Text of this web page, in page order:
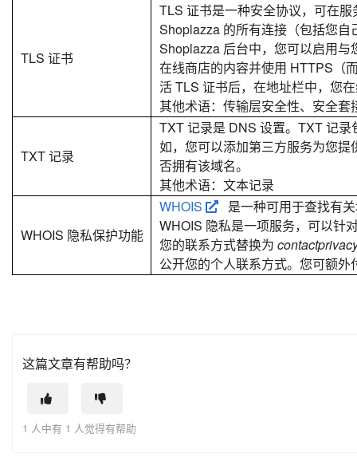
TLS 证书
TLS 证书是一种安全协议，可在
Shoplazza 的所有连接（包括您
Shoplazza 后台中，您可以启用
在线商店的内容并使用 HTTPS（
活 TLS 证书后，在地址栏中，您
其他术语：传输层安全性、安全套
TXT 记录
TXT 记录是 DNS 设置。TXT 记
如，您可以添加第三方服务为您
否拥有该域名。
其他术语：文本记录
WHOIS 隐私保护功能
WHOIS
是一种可用于查找有
WHOIS 隐私是一项服务，可以针
您的联系方式替换为
公开您的个人联系方式。您可额
这篇文章有帮助吗？
1 人中有 1 人觉得有帮助